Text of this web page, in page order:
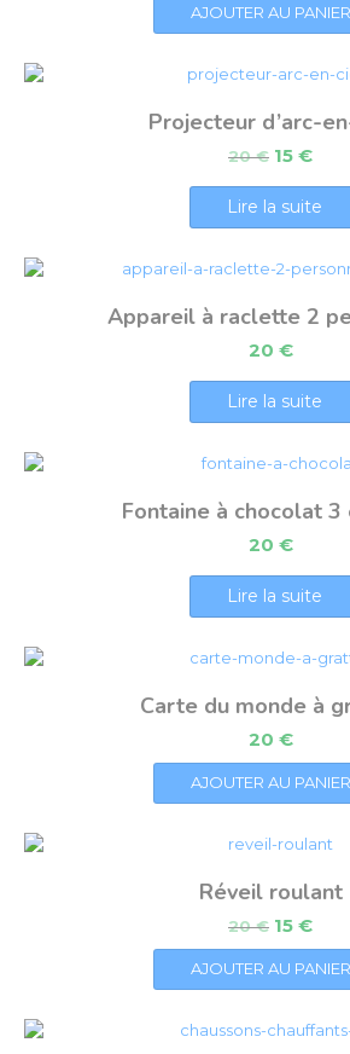
AJOUTER AU PANIER
Projecteur d’arc-
20€ 15 €
Lire la suite
Appareil à raclette 2
20 €
Lire la suite
Fontaine à chocolat 3
20 €
Lire la suite
Carte du monde à
20 €
AJOUTER AU PANIER
Réveil roulant
20€ 15 €
AJOUTER AU PANIER